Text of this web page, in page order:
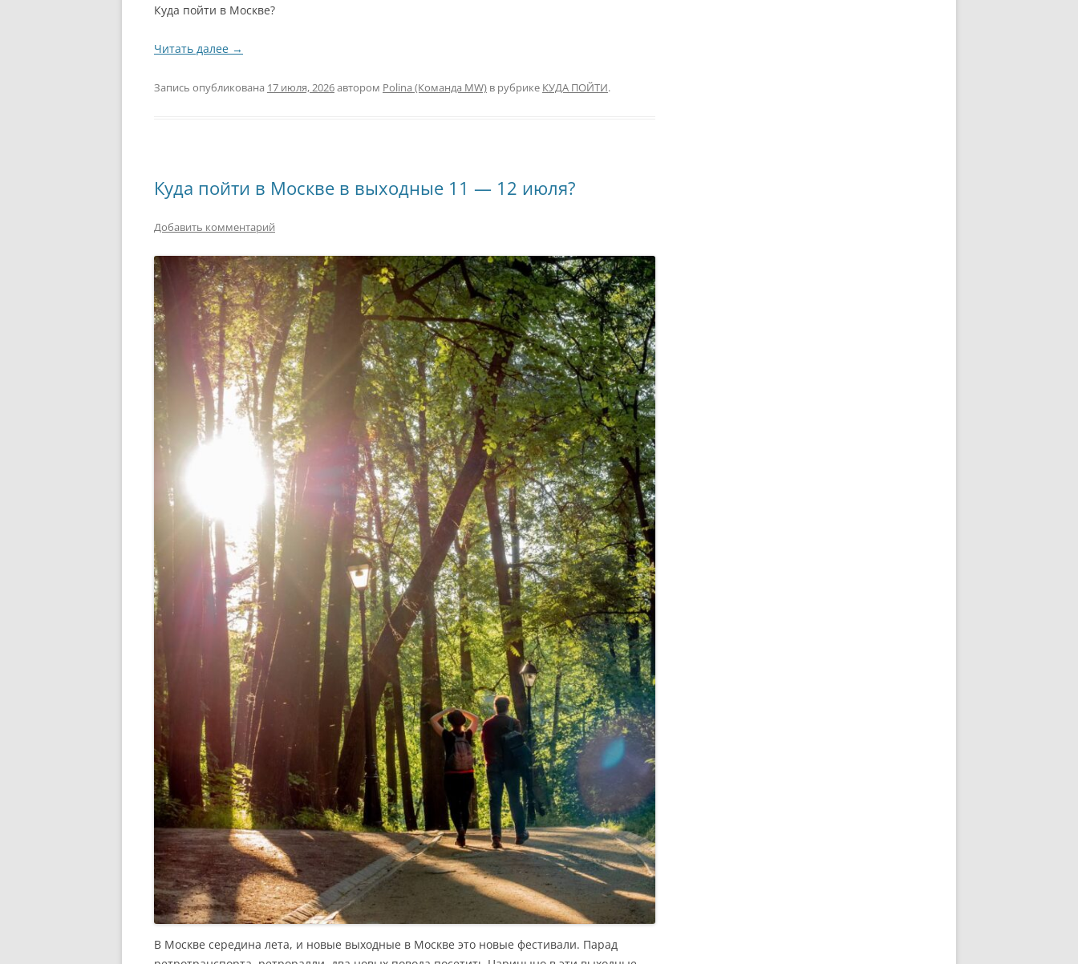
Куда пойти в Москве?
Читать далее →
Запись опубликована 17 июля, 2026автором Polina (Команда MW) в рубрике КУДА ПОЙТИ.
Куда пойти в Москве в выходные 11 — 12 июля?
Добавить комментарий
В Москве середина лета, и новые выходные в Москве это новые фестивали. Парад